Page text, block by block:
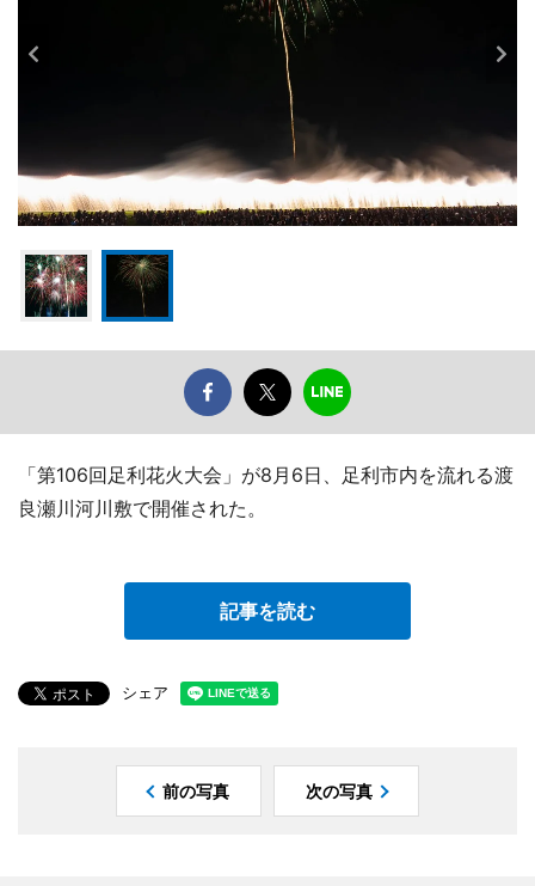
「第106回足利花火大会」が8月6日、足利市内を流れる渡
良瀬川河川敷で開催された。
記事を読む
シェア
前の写真 次の写真